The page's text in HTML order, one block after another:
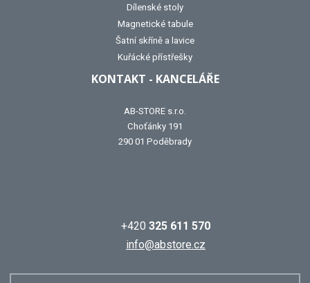
Dílenské stoly
Magnetické tabule
Šatní skříně a lavice
Kuřácké přístřešky
KONTAKT - KANCELÁŘE
AB-STORE s.r.o.
Choťánky 191
290 01 Poděbrady
+420 325 611 570
info@abstore.cz